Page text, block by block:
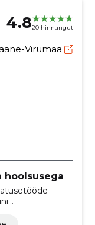
4.820 hinnangut
Virumaa
hoolsusega
teenuseid,